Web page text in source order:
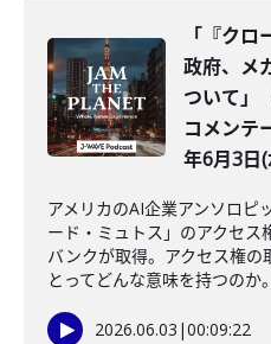
「『ク
政府、メ
ついて」
コメンテ
年6月3日
アメリカのAI企業アンソロピ
ード・ミュトス」のアクセス
バンクが取得。アクセス権
とってどんな意味を持つのか
2026.06.03 |00:09:22